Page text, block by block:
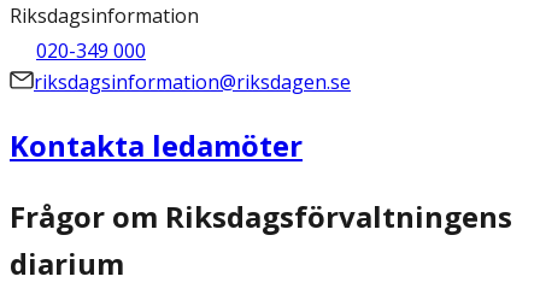
Riksdagsinformation
020-349 000
riksdagsinformation@riksdagen.se
Kontakta ledamöter
Frågor om Riksdagsförvaltningens
diarium